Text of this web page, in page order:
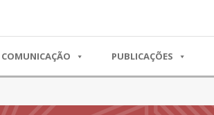
COMUNICAÇÃO PUBLICAÇÕES